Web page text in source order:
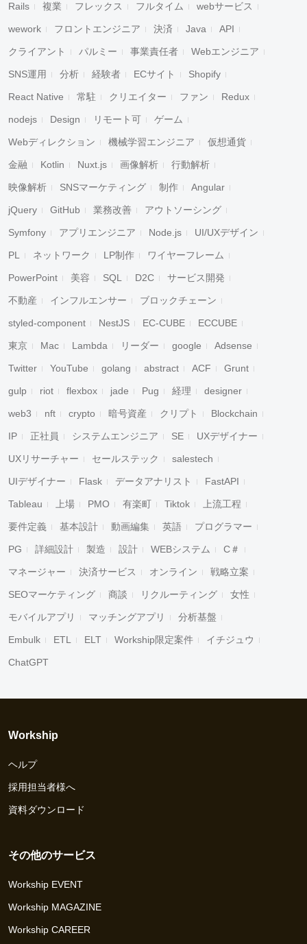
Rails 複業 フレックス フルタイム webサービス
wework フロントエンジニア 決済 Java API
クライアント パルミー 事業責任者 Webエンジニア
SNS運用 分析 経験者 ECサイト Shopify
React Native 常駐 クリエイター ファン Redux
nodejs Design リモート可 ゲーム
Webディレクション 機械学習エンジニア 仮想通貨
金融 Kotlin Nuxt.js 画像解析 行動解析
映像解析 SNSマーケティング 制作 Angular
jQuery GitHub 業務改善 アウトソーシング
Symfony アプリエンジニア Node.js UI/UXデザイン
PL ネットワーク LP制作 ワイヤーフレーム
PowerPoint 美容 SQL D2C サービス開発
不動産 インフルエンサー ブロックチェーン
styled-component NestJS EC-CUBE ECCUBE
東京 Mac Lambda リーダー google Adsense
Twitter YouTube golang abstract ACF Grunt
gulp riot flexbox jade Pug 経理 designer
web3 nft crypto 暗号資産 クリプト Blockchain
IP 正社員 システムエンジニア SE UXデザイナー
UXリサーチャー セールステック salestech
UIデザイナー Flask データアナリスト FastAPI
Tableau 上場 PMO 有楽町 Tiktok 上流工程
要件定義 基本設計 動画編集 英語 プログラマー
PG 詳細設計 製造 設計 WEBシステム C＃
マネージャー 決済サービス オンライン 戦略立案
SEOマーケティング 商談 リクルーティング 女性
モバイルアプリ マッチングアプリ 分析基盤
Embulk ETL ELT Workship限定案件 イチジュウ
ChatGPT
Workship
ヘルプ
採用担当者様へ
資料ダウンロード
その他のサービス
Workship EVENT
Workship MAGAZINE
Workship CAREER